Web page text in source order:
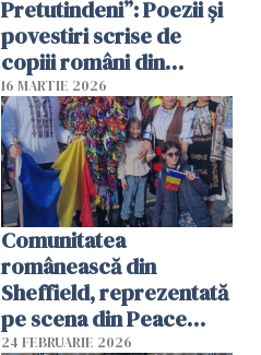
Pretutindeni”: Poezii și
povestiri scrise de
copiii români din
diaspora, adunate într-
un volum unic
16 MARTIE 2026
Comunitatea
românească din
Sheffield, reprezentată
pe scena din Peace
Gardens cu ocazia
24 FEBRUARIE 2026